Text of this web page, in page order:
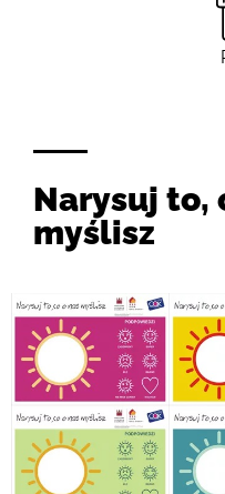
Narysuj to,
myślisz